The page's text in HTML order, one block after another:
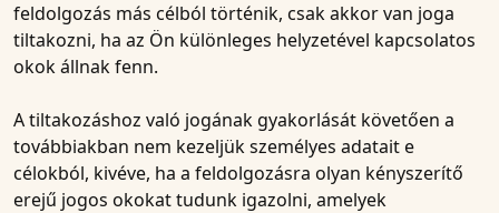
feldolgozás más célból történik, csak akkor van joga
tiltakozni, ha az Ön különleges helyzetével kapcsolatos
okok állnak fenn.
A tiltakozáshoz való jogának gyakorlását követően a
továbbiakban nem kezeljük személyes adatait e
célokból, kivéve, ha a feldolgozásra olyan kényszerítő
erejű jogos okokat tudunk igazolni, amelyek